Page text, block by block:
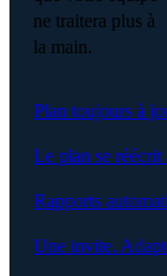
ne traitera plus à
la main.
Plan toujours à
Le plan se réécrit
Rapports
Une invite.